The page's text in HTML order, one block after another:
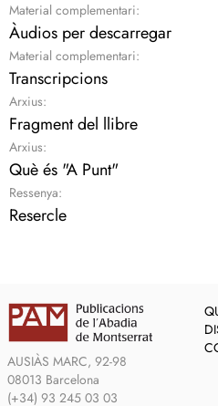
Material complementari:
Àudios per descarregar
Material complementari:
Transcripcions
Arxius:
Fragment del llibre
Arxius:
Què és "A Punt"
Ressenya:
Resercle
AUSIÀS MARC, 92-98
08013 Barcelona
(+34) 93 245 03 03